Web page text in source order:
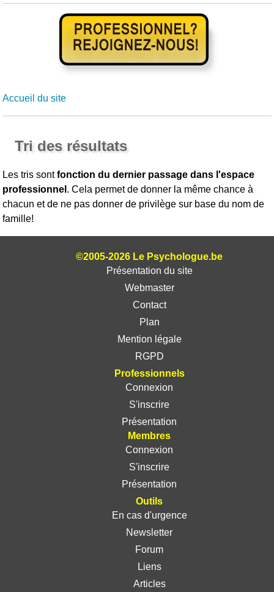
Accueil du site
Tri des résultats
Les tris sontfonction du dernier passage dans l'espace
professionnel . Cela permet de donner la même chance à
chacun et de ne pas donner de privilège sur base du nom de
famille!
©2005-2026 Le Psychologue.be
Présentation du site
Webmaster
Contact
Plan
Mention légale
RGPD
Professionnels
Connexion
S'inscrire
Présentation
Membres
Connexion
S'inscrire
Présentation
Outils
En cas d'urgence
Newsletter
Forum
Liens
Articles